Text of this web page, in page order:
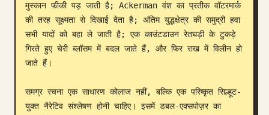
मुस्कान फीकी पड़ जाती है; Ackerman वंश का प्रतीक वॉटरमार्क
की तरह सूक्ष्मता से दिखाई देता है; अंतिम युद्धक्षेत्र की समुद्री हवा
सभी यादों को बहा ले जाती है; एक काउंटडाउन रेतघड़ी के टुकड़े
गिरते हुए चेरी ब्लॉसम में बदल जाते हैं, और फिर राख में विलीन हो
जाते हैं।
समग्र रचना एक साधारण कोलाज नहीं, बल्कि एक परिष्कृत सिल्हूट-
युक्त नैरेटिव संश्लेषण होनी चाहिए। इसमें डबल-एक्सपोज़र का